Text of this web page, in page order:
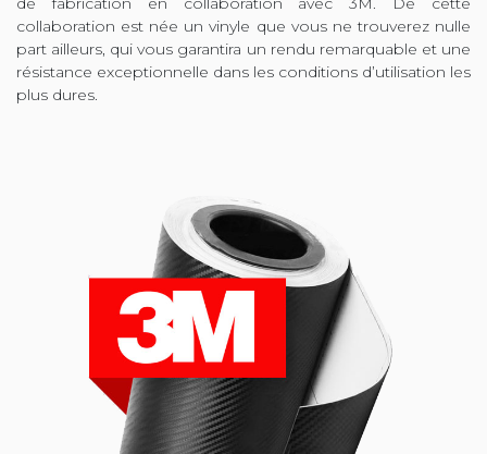
collaboration est née un vinyle que vous ne trouverez nulle
part ailleurs, qui vous garantira un rendu remarquable et une
résistance exceptionnelle dans les conditions d’utilisation les
plus dures.